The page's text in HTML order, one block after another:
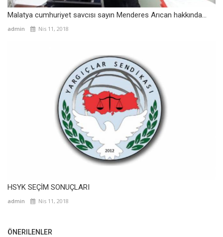
Malatya cumhuriyet savcısı sayın Menderes Arıcan hakkında...
admin Nis 11, 2018
HSYK SEÇİM SONUÇLARI
admin Nis 11, 2018
ÖNERILENLER